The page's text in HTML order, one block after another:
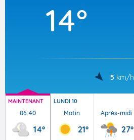
14°
5 km/h
MAINTENANT
06:40
14°
LUNDI 10
Matin
21°
Après-midi
27°